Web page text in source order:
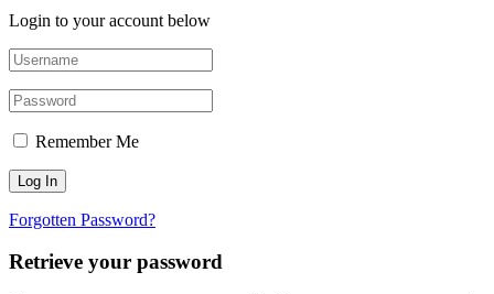
Login to your account below
Remember Me
Forgotten Password?
Retrieve your password